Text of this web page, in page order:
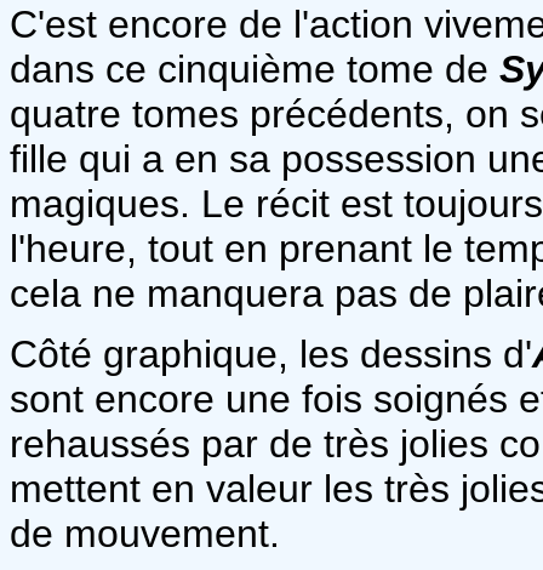
C'est encore de l'action
dans ce cinquième tome de
quatre tomes précédents, on
fille qui a en sa possession
magiques. Le récit est
l'heure, tout en prenant le
cela ne manquera pas de
Côté graphique, les dessins d'
sont encore une fois soignés
rehaussés par de très jolies
mettent en valeur les très
de mouvement.